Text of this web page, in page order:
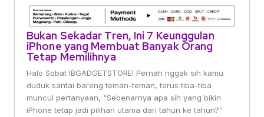
Bukan Sekadar Tren, Ini 7 Keunggulan
iPhone yang Membuat Banyak Orang
Tetap Memilihnya
Halo Sobat IBGADGETSTORE! Pernah nggak sih kamu
duduk santai bareng teman-teman, terus tiba-tiba
muncul pertanyaan, “Sebenarnya apa sih yang bikin
iPhone tetap jadi pilihan utama dari tahun ke tahun?”